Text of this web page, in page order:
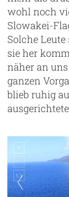
wohl noch
Slowakei-
Solche
sie her
näher an
ganzen
blieb ruhig